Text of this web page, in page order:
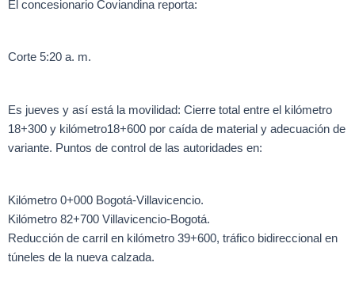
El concesionario Coviandina reporta:
Corte 5:20 a. m.
Es jueves y así está la movilidad: Cierre total entre el kilómetro
18+300 y kilómetro18+600 por caída de material y adecuación de
variante. Puntos de control de las autoridades en:
Kilómetro 0+000 Bogotá-Villavicencio.
Kilómetro 82+700 Villavicencio-Bogotá.
Reducción de carril en kilómetro 39+600, tráfico bidireccional en
túneles de la nueva calzada.